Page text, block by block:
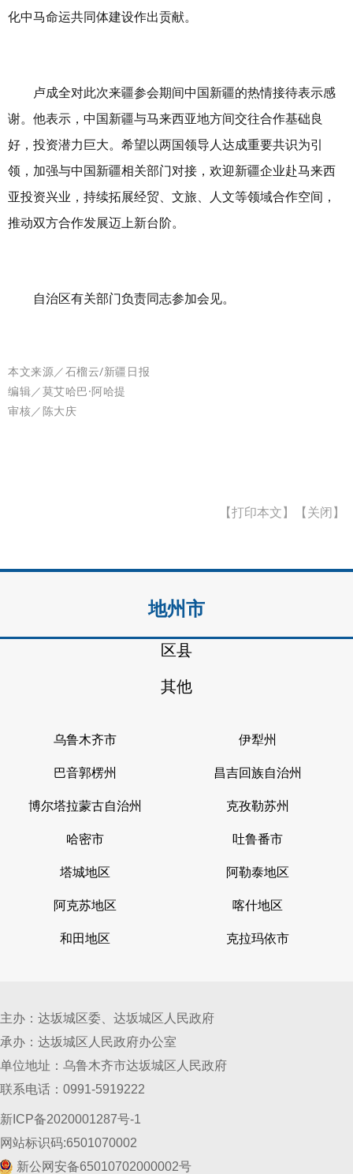
化中马命运共同体建设作出贡献。
卢成全对此次来疆参会期间中国新疆的热情接待表示感
谢。他表示，中国新疆与马来西亚地方间交往合作基础良
好，投资潜力巨大。希望以两国领导人达成重要共识为引
领，加强与中国新疆相关部门对接，欢迎新疆企业赴马来西
亚投资兴业，持续拓展经贸、文旅、人文等领域合作空间，
推动双方合作发展迈上新台阶。
自治区有关部门负责同志参加会见。
本文来源／石榴云/新疆日报
编辑／莫艾哈巴·阿哈提
审核／陈大庆
【打印本文】 【关闭】
地州市
区县
其他
乌鲁木齐市 伊犁州
巴音郭楞州 昌吉回族自治州
博尔塔拉蒙古自治州 克孜勒苏州
哈密市 吐鲁番市
塔城地区 阿勒泰地区
阿克苏地区 喀什地区
和田地区 克拉玛依市
主办：达坂城区委、达坂城区人民政府
承办：达坂城区人民政府办公室
单位地址：乌鲁木齐市达坂城区人民政府
联系电话：0991-5919222
新ICP备2020001287号-1
网站标识码:6501070002
新公网安备65010702000002号